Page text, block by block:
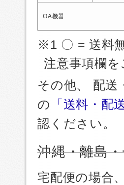
OA機器
※1 〇 = 送料
注意事項欄
その他、 配送
の
「送料・配
認ください。
沖縄・離島
宅配便の場合